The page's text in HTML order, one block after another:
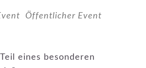
Öffentlicher Event
eines besonderen